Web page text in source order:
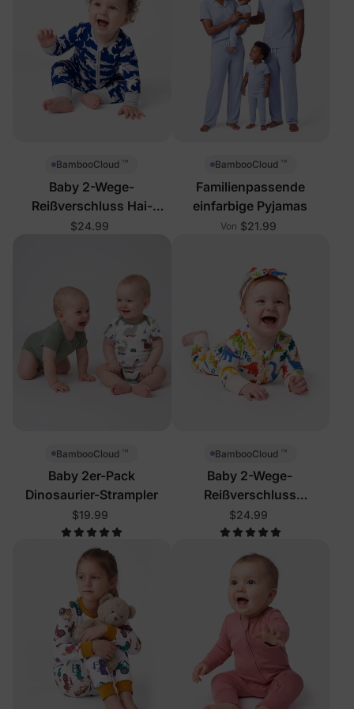
BambooCloud ™
Baby 2-Wege-
Reißverschluss Hai-
Schlafanzug
$24.99
BambooCloud ™
Familienpassende
einfarbige Pyjamas
Von $21.99
BambooCloud ™
Baby 2er-Pack
Dinosaurier-Strampler
$19.99
BambooCloud ™
Baby 2-Wege-
Reißverschluss
Dinosaurier-Schlafanzug
$24.99